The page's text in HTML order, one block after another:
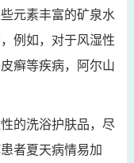
元素丰富的矿泉水
例如，对于风湿性
癣等疾病，阿尔山
的洗浴护肤品，尽
者夏天病情易加